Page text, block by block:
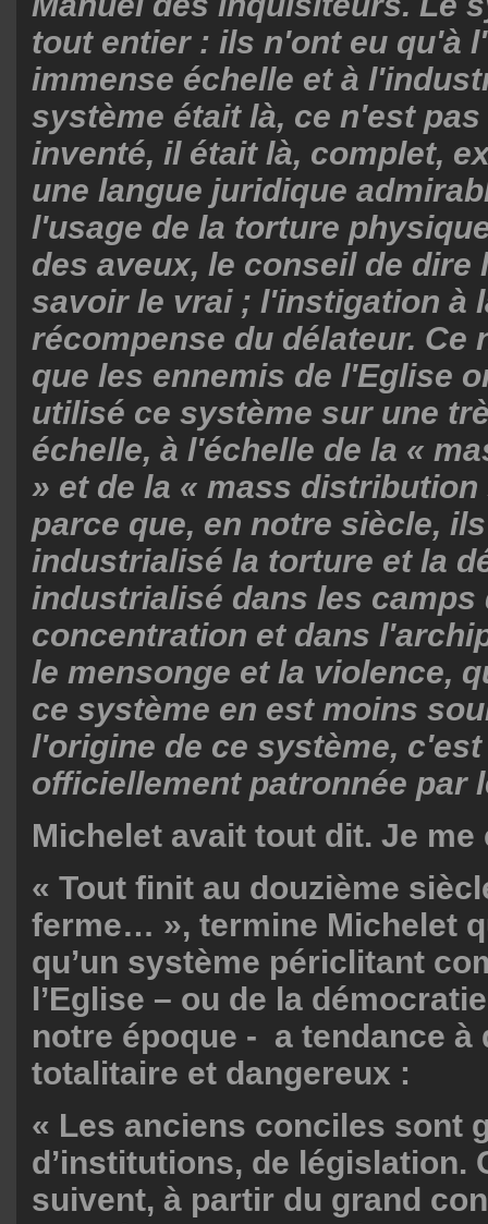
tout entier : ils n'ont eu qu'à
immense échelle et à
système était là, ce n'est
inventé, il était là, complet,
une langue juridique
l'usage de la torture
des aveux, le conseil de dire
savoir le vrai ; l'instigation à
récompense du délateur. Ce
que les ennemis de l'Eglise
utilisé ce système sur une
échelle, à l'échelle de la «
» et de la « mass distribution
parce que, en notre siècle,
industrialisé la torture et la
industrialisé dans les camps
concentration et dans
le mensonge et la violence,
ce système en est moins
l'origine de ce système, c'est
officiellement patronnée par
Michelet avait tout dit. Je me
« Tout finit au douzième
ferme… », termine Michelet
qu’un système périclitant
l’Eglise – ou de la
notre époque - a tendance à
totalitaire et dangereux :
« Les anciens conciles sont
d’institutions, de législation.
suivent, à partir du grand